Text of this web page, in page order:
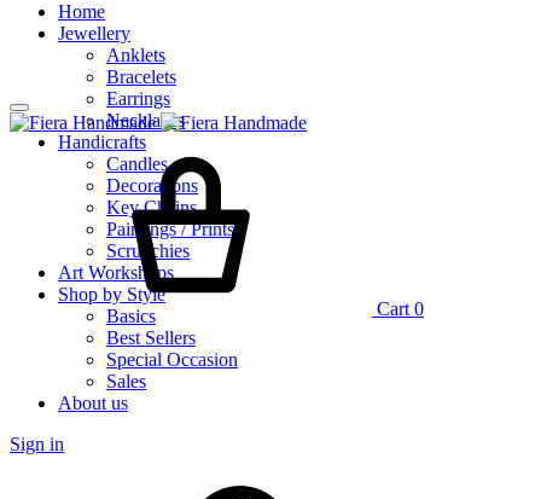
Home
Jewellery
Anklets
Bracelets
Earrings
Necklaces
Handicrafts
Candles
Decorations
Key Chains
Paintings / Prints
Scrunchies
Art Workshops
Shop by Style
Basics
Best Sellers
Special Occasion
Sales
About us
Sign in
Cart 0